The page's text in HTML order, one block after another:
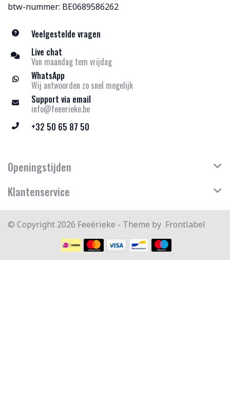
btw-nummer: BE0689586262
Veelgestelde vragen
Live chat
Van maandag tem vrijdag
WhatsApp
Wij antwoorden zo snel mogelijk
Support via email
info@feeerieke.be
+32 50 65 87 50
Openingstijden
Klantenservice
© Copyright 2026 Feeërieke - Theme by Frontlabel